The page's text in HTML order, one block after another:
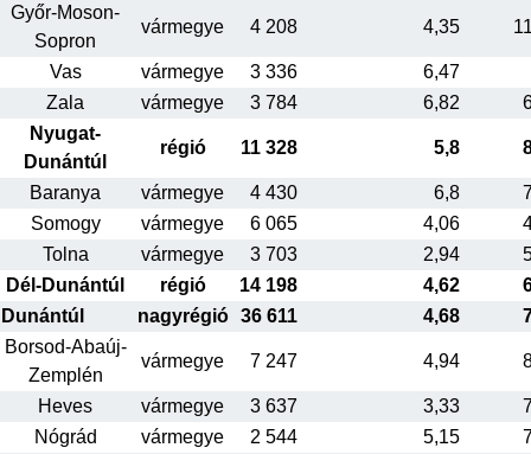
Győr-Moson-
Sopron
vármegye 4 208 4,35
Vas vármegye 3 336
6,47
Zala
vármegye 3 784 6,82
Nyugat-
Dunántúl
régió 11 328 5,8
Baranya vármegye 4 430 6,8
Somogy
vármegye 6 065 4,06
Tolna
vármegye 3 703 2,94
Dél-Dunántúl
régió 14 198 4,62
Dunántúl
nagyrégió 36 611 4,68
Borsod-Abaúj-
Zemplén
vármegye 7 247 4,94
Heves vármegye 3 637 3,33
Nógrád
vármegye 2 544 5,15